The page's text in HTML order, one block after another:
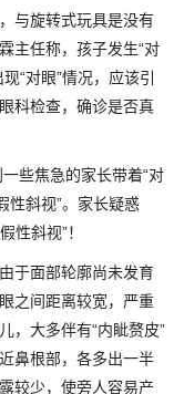
与旋转式玩具是没有
主任称，孩子发生“对
“对眼”情况，应该引
科检查，确诊是否真
些焦急的家长带着“对
性斜视”。家长疑惑
性斜视”！
于面部轮廓尚未发育
之间距离较宽，严重
，大多伴有“内眦赘皮”
鼻根部，各多出一半
较少，使旁人容易产